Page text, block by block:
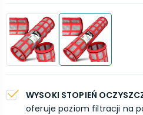
WYSOKI STOPIEŃ
oferuje poziom filtracji na